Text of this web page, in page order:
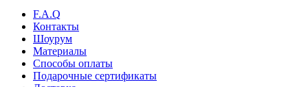
F.A.Q
Контакты
Шоурум
Материалы
Способы оплаты
Подарочные сертификаты